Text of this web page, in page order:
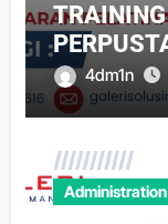
4dm1n
Administration